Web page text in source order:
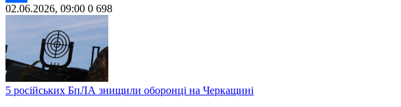
Share
02.06.2026, 09:00 0 698
5 російських БпЛА знищили оборонці на Черкащині